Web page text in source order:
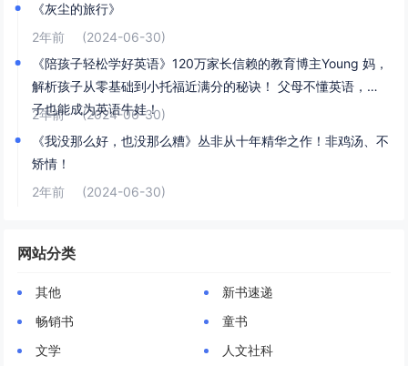
《灰尘的旅行》
2年前
(2024-06-30)
《陪孩子轻松学好英语》120万家长信赖的教育博主Young 妈，
解析孩子从零基础到小托福近满分的秘诀！ 父母不懂英语，孩
子也能成为英语牛娃！
2年前
(2024-06-30)
《我没那么好，也没那么糟》丛非从十年精华之作！非鸡汤、不
矫情！
2年前
(2024-06-30)
网站分类
其他
新书速递
畅销书
童书
文学
人文社科